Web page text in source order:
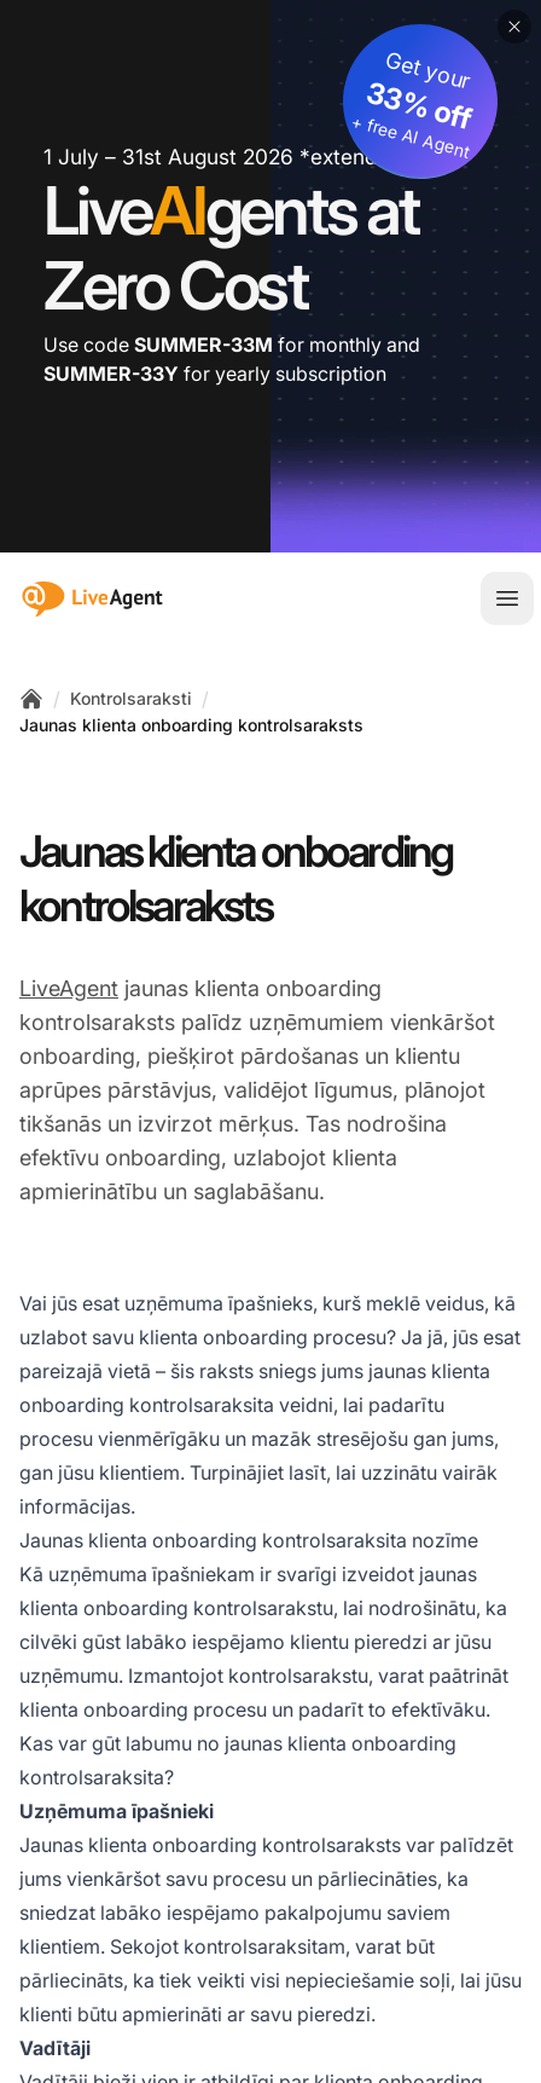
1 July – 31st August 2026 *extended
LiveAIgents at
Zero Cost
Get your
33% off
+ free AI Agent
Use code SUMMER-33M for monthly and
SUMMER-33Y for yearly subscription
:site.title
Home
/ Kontrolsaraksti /
Jaunas klienta onboarding kontrolsaraksts
Jaunas klienta onboarding
kontrolsaraksts
LiveAgent jaunas klienta onboarding
kontrolsaraksts palīdz uzņēmumiem vienkāršot
onboarding, piešķirot pārdošanas un klientu
aprūpes pārstāvjus, validējot līgumus, plānojot
tikšanās un izvirzot mērķus. Tas nodrošina
efektīvu onboarding, uzlabojot klienta
apmierinātību un saglabāšanu.
Vai jūs esat uzņēmuma īpašnieks, kurš meklē veidus, kā
uzlabot savu klienta onboarding procesu? Ja jā, jūs esat
pareizajā vietā – šis raksts sniegs jums jaunas klienta
onboarding kontrolsaraksita veidni, lai padarītu
procesu vienmērīgāku un mazāk stresējošu gan jums,
gan jūsu klientiem. Turpinājiet lasīt, lai uzzinātu vairāk
informācijas.
Jaunas klienta onboarding kontrolsaraksita nozīme
Kā uzņēmuma īpašniekam ir svarīgi izveidot jaunas
klienta onboarding kontrolsarakstu, lai nodrošinātu, ka
cilvēki gūst labāko iespējamo klientu pieredzi ar jūsu
uzņēmumu. Izmantojot kontrolsarakstu, varat paātrināt
klienta onboarding procesu un padarīt to efektīvāku.
Kas var gūt labumu no jaunas klienta onboarding
kontrolsaraksita?
Uzņēmuma īpašnieki
Jaunas klienta onboarding kontrolsaraksts var palīdzēt
jums vienkāršot savu procesu un pārliecināties, ka
sniedzat labāko iespējamo pakalpojumu saviem
klientiem. Sekojot kontrolsaraksitam, varat būt
pārliecināts, ka tiek veikti visi nepieciešamie soļi, lai jūsu
klienti būtu apmierināti ar savu pieredzi.
Vadītāji